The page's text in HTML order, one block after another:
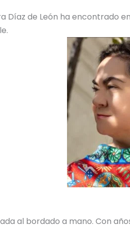
Díaz de León ha
al bordado a mano. Con